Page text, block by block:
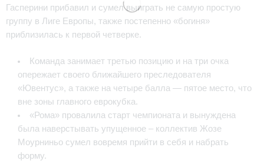
Гасперини прибавил и сумел выиграть не самую простую
группу в Лиге Европы, также постепенно «богиня»
приблизилась к первой четверке.
Команда занимает третью позицию и на три очка
опережает своего ближайшего преследователя
«Ювентус», а также на четыре балла — пятое место, что
вне зоны главного еврокубка.
«Рома» провалила старт чемпионата и вынуждена
была наверстывать упущенное – коллектив Жозе
Моурниньо сумел вовремя прийти в себя и набрать
форму.